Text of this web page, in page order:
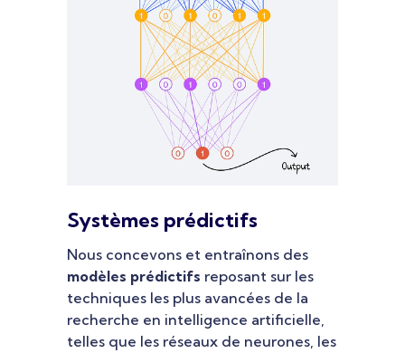
Systèmes prédictifs
Nous concevons et entraînons des
modèles prédictifs reposant sur les
techniques les plus avancées de la
recherche en intelligence artificielle,
telles que les réseaux de neurones, les